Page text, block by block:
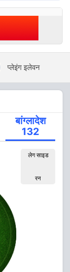
प्लेइंग इलेवन
बांग्लादेश
132
लेग साइड
रन